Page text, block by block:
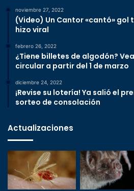
noviembre 27, 2022
(Video) Un Cantor «cantó» gol
hizo viral
febrero 26, 2022
¿Tiene billetes de algodón?
circular a partir del 1 de marzo
diciembre 24, 2022
¡Revise su lotería! Ya salió el
sorteo de consolación
Actualizaciones